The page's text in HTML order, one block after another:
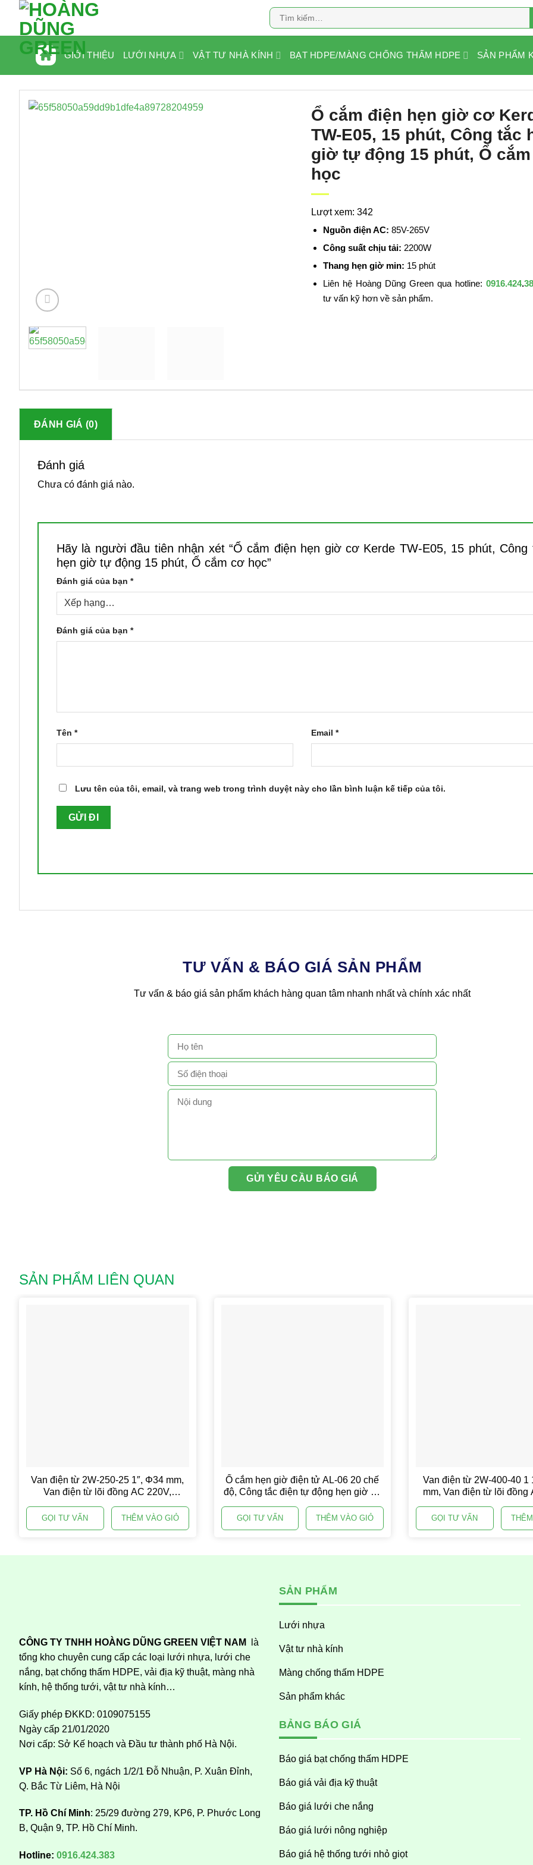
nội
dung
Tìm
kiếm:
GIỚI THIỆU LƯỚI NHỰA VẬT TƯ NHÀ KÍNH BẠT HDPE/MÀNG CHỐNG THẤM HDPE SẢN PHẨM
Ổ cắm điện hẹn giờ cơ
TW-E05, 15 phút, Công tắc
giờ tự động 15 phút, Ổ
học
Lượt xem: 342
Nguồn điện AC: 85V-265V
Công suất chịu tải: 2200W
Thang hẹn giờ min: 15 phút
Liên hệ Hoàng Dũng Green qua hotline: 0916.424.
tư vấn kỹ hơn về sản phẩm.
ĐÁNH GIÁ (0)
Đánh giá
Chưa có đánh giá nào.
Hãy là người đầu tiên nhận xét “Ổ cắm điện hẹn giờ cơ Kerde TW-E05, 15 phút, Công
hẹn giờ tự động 15 phút, Ổ cắm cơ học”
Đánh giá của bạn *
Đánh giá của bạn *
Tên * Email*
Lưu tên của tôi, email, và trang web trong trình duyệt này cho lần bình luận kế tiếp của tôi.
TƯ VẤN & BÁO GIÁ SẢN PHẨM
Tư vấn & báo giá sản phẩm khách hàng quan tâm nhanh nhất và chính xác nhất
SẢN PHẨM LIÊN QUAN
Van điện từ 2W-250-25 1″, Φ34 mm,
Van điện từ lõi đồng AC 220V,
GỌI TƯ VẤN THÊM VÀO GIỎ
Ổ cắm hẹn giờ điện tử AL-06 20 chế
độ, Công tắc điện tự động hẹn giờ đa
GỌI TƯ VẤN THÊM VÀO GIỎ
Van điện từ 2W-400-40 1
mm, Van điện từ lõi đồng
GỌI TƯ VẤN
CÔNG TY TNHH HOÀNG DŨNG GREEN VIỆT NAM
là
tổng kho chuyên cung cấp các loại lưới nhựa, lưới che
nắng, bạt chống thấm HDPE, vải địa kỹ thuật, màng nhà
kính, hệ thống tưới, vật tư nhà kính…
Giấy phép ĐKKD: 0109075155
Ngày cấp 21/01/2020
Nơi cấp: Sở Kế hoạch và Đầu tư thành phố Hà Nội.
VP Hà Nội: Số 6, ngách 1/2/1 Đỗ Nhuận, P. Xuân Đỉnh,
Q. Bắc Từ Liêm, Hà Nội
TP. Hồ Chí Minh: 25/29 đường 279, KP6, P. Phước Long
B, Quận 9, TP. Hồ Chí Minh.
Hotline: 0916.424.383
SẢN PHẨM
Lưới nhựa
Vật tư nhà kính
Màng chống thấm HDPE
Sản phẩm khác
BẢNG BÁO GIÁ
Báo giá bạt chống thấm HDPE
Báo giá vải địa kỹ thuật
Báo giá lưới che nắng
Báo giá lưới nông nghiệp
Báo giá hệ thống tưới nhỏ giọt